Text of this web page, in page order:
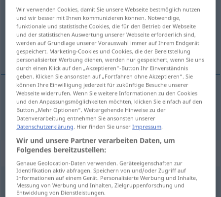
Übersicht aller Übersetzungen
(Für mehr Details die Übersetzung anklicken/antippen)
развијати
развијати entwickelna. FOT
Synonyme für "entwickeln"
entspringen (aus)
Wir verwenden Cookies, damit Sie unsere Webseite bestmöglich nutzen
und wir besser mit Ihnen kommunizieren können. Notwendige,
funktionale und statistische Cookies, die für den Betrieb der Webseite
und der statistischen Auswertung unserer Webseite erforderlich sind,
werden auf Grundlage unserer Vorauswahl immer auf Ihrem Endgerät
gespeichert. Marketing-Cookies und Cookies, die der Bereitstellung
personalisierter Werbung dienen, werden nur gespeichert, wenn Sie uns
durch einen Klick auf den „Akzeptieren“-Button Ihr Einverständnis
geben. Klicken Sie ansonsten auf „Fortfahren ohne Akzeptieren“. Sie
können Ihre Einwilligung jederzeit für zukünftige Besuche unserer
Webseite widerrufen. Wenn Sie weitere Informationen zu den Cookies
und den Anpassungsmöglichkeiten möchten, klicken Sie einfach auf den
Button „Mehr Optionen“. Weitergehende Hinweise zu der
Datenverarbeitung entnehmen Sie ansonsten unserer
Datenschutzerklärung. Hier finden Sie unserImpressum.
Wir und unsere Partner verarbeiten Daten, um
Folgendes bereitzustellen:
Genaue Geolocation-Daten verwenden. Geräteeigenschaften zur
Identifikation aktiv abfragen. Speichern von und/oder Zugriff auf
Informationen auf einem Gerät. Personalisierte Werbung und Inhalte,
Messung von Werbung und Inhalten, Zielgruppenforschung und
Entwicklung von Dienstleistungen.